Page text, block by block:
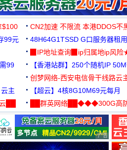
$100 CN2加速 不限流 本港DDOS不
99元
48H64G1TSSD G口服务器租
3000+可免费测试
▉IP地址查询▉ip归属地ip风
99
【香港站群】250个随机IP
创梦网络-西安电信骨干线路云
88元/月
主
【超云】4核8G10M69元每月
██
██群英网络██◆◆◆300G高
◆◆◆
告，理性选择 广告 商业广